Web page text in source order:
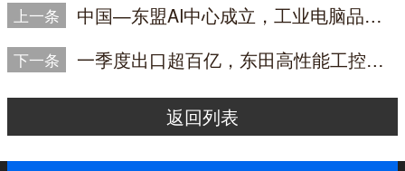
上一条 中国—东盟AI中心成立，工业电脑品牌如何破解高温高湿环境的智能基建
下一条 一季度出口超百亿，东田高性能工控设备如何赋能机器人全球竞速
返回列表